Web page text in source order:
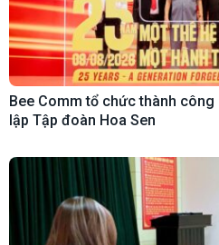
Bee Comm tổ chức thành công
lập Tập đoàn Hoa Sen